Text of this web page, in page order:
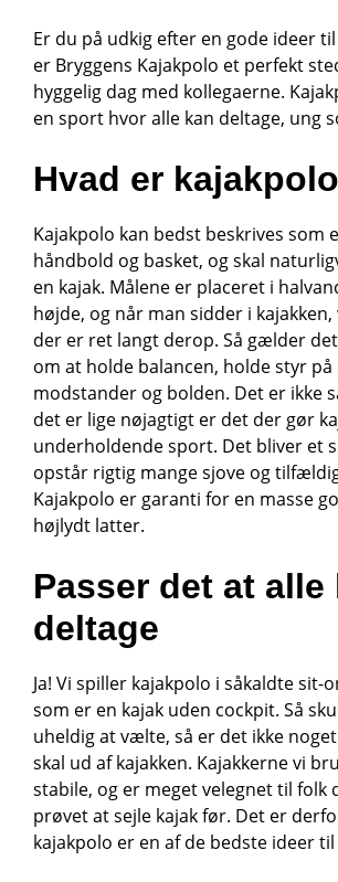
Er du på udkig efter en gode ideer
er Bryggens Kajakpolo et perfekt
hyggelig dag med kollegaerne.
en sport hvor alle kan deltage, ung
Hvad er kajakpolo
Kajakpolo kan bedst beskrives som
håndbold og basket, og skal
en kajak. Målene er placeret i
højde, og når man sidder i
der er ret langt derop. Så gælder
om at holde balancen, holde styr på
modstander og bolden. Det er ikke
det er lige nøjagtigt er det der gør
underholdende sport. Det bliver et
opstår rigtig mange sjove og
Kajakpolo er garanti for en masse
højlydt latter.
Passer det at alle
deltage
Ja! Vi spiller kajakpolo i såkaldte sit-
som er en kajak uden cockpit. Så
uheldig at vælte, så er det ikke
skal ud af kajakken. Kajakkerne vi
stabile, og er meget velegnet til folk
prøvet at sejle kajak før. Det er
kajakpolo er en af de bedste ideer